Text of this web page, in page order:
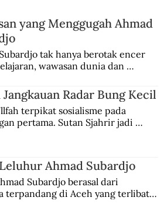
yang Menggugah Ahmad
tak hanya berotak encer
wawasan dunia dan
Multatuli, hingga Sun Yat-sen.
Jangkauan Radar Bung Kecil
terpikat sosialisme pada
pertama. Sutan Sjahrir jadi
Ahmad Subardjo
Subardjo berasal dari
terpandang di Aceh yang terlibat